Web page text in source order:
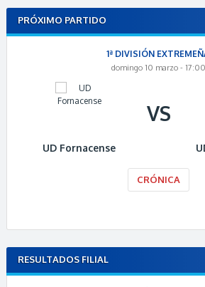
PRÓXIMO PARTIDO
1ª DIVISIÓN
domingo 10 marzo - 17:00
UD Fornacense
VS
CRÓNICA
RESULTADOS FILIAL